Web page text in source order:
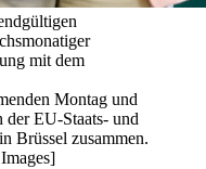
mit dem
Montag und
EU-Staats- und
Brüssel zusammen.